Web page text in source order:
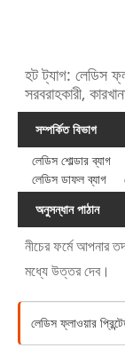
হট ট্যাগ: লেডিস
সরবরাহকারী,
সম্পর্কিত বিভাগ
লেডিস শোল্ডার ব্যাগ
লেডিস ডাফল ব্যাগ
অনুসন্ধান পাঠান
নীচের ফর্মে আপনার
মধ্যে উত্তর দেব।